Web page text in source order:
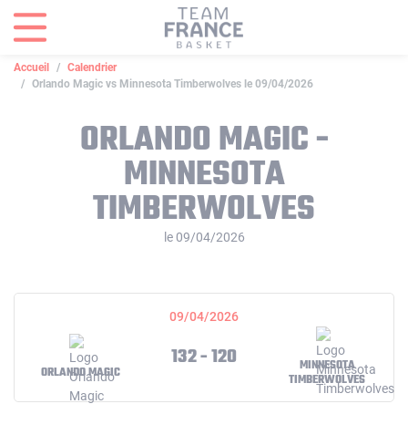
Accueil
Calendrier
Orlando Magic vs Minnesota Timberwolves le 09/04/2026
ORLANDO MAGIC -
MINNESOTA
TIMBERWOLVES
le 09/04/2026
09/04/2026
ORLANDO MAGIC
132 - 120
MINNESOTA
TIMBERWOLVES
Panneau de gestion des cookies